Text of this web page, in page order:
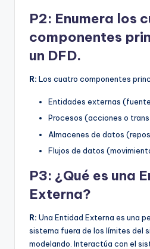
P2: Enumera los
componentes
un DFD.
R: Los cuatro componentes
Entidades externas
Procesos (acciones o
Almacenes de datos
Flujos de datos
P3: ¿Qué es una
Externa?
R: Una Entidad Externa es una
sistema fuera de los límites del
modelando. Interactúa con el